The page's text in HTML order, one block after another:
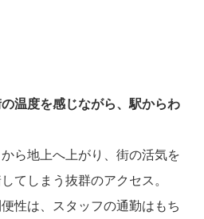
温度を感じながら、駅からわ
ら地上へ上がり、街の活気を
てしまう抜群のアクセス。
性は、スタッフの通勤はもち